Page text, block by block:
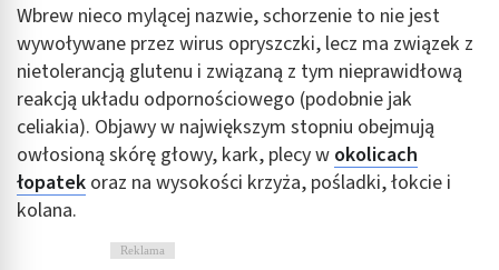
Wbrew nieco mylącej nazwie, schorzenie to nie jest
wywoływane przez wirus opryszczki, lecz ma związek z
nietolerancją glutenu i związaną z tym nieprawidłową
reakcją układu odpornościowego (podobnie jak
celiakia). Objawy w największym stopniu obejmują
owłosioną skórę głowy, kark, plecy w okolicach
łopatek oraz na wysokości krzyża, pośladki, łokcie i
kolana.
Reklama